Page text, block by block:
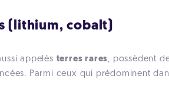
(lithium, cobalt)
appelés terres rares, possèdent
Parmi ceux qui prédominent